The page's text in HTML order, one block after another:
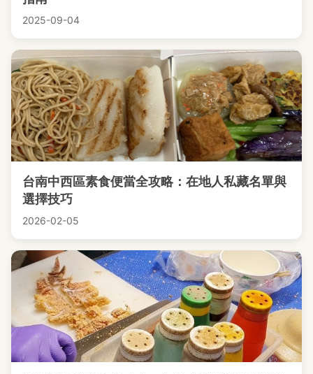
2025-09-04
台南中西區素食便當全攻略：在地人私藏名單與
選擇技巧
2026-02-05